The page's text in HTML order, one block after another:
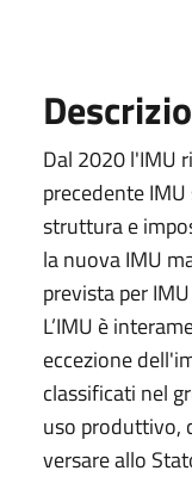
Dal 2020 l'IMU
precedente
struttura e
la nuova IMU
prevista per
L’IMU è
eccezione
classificati nel
uso produttivo,
versare allo